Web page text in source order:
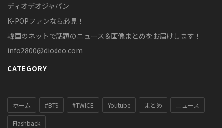
ディオデオジャパン
K-POPファンなら必見！
韓国のネットで話題のニュース＆画像まとめをお届けします！
info2800@diodeo.com
CATEGORY
ホーム #BTS #TWICE Youtube まとめ ニュース
Flashback